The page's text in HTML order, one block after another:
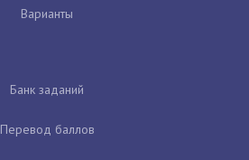
Варианты
Банк заданий
Перевод баллов